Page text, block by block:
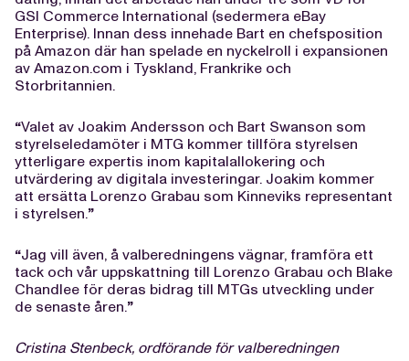
GSI Commerce International (sedermera eBay
Enterprise). Innan dess innehade Bart en chefsposition
på Amazon där han spelade en nyckelroll i expansionen
av Amazon.com i Tyskland, Frankrike och
Storbritannien.
“Valet av Joakim Andersson och Bart Swanson som
styrelseledamöter i MTG kommer tillföra styrelsen
ytterligare expertis inom kapitalallokering och
utvärdering av digitala investeringar. Joakim kommer
att ersätta Lorenzo Grabau som Kinneviks representant
i styrelsen.”
“Jag vill även, å valberedningens vägnar, framföra ett
tack och vår uppskattning till Lorenzo Grabau och Blake
Chandlee för deras bidrag till MTGs utveckling under
de senaste åren.”
Cristina Stenbeck, ordförande för valberedningen